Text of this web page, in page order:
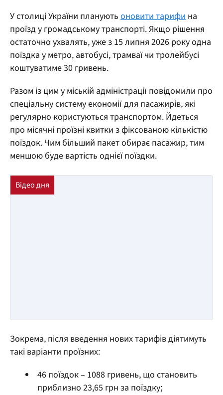
У столиці України планують оновити тарифи на
проїзд у громадському транспорті. Якщо рішення
остаточно ухвалять, уже з 15 липня 2026 року одна
поїздка у метро, автобусі, трамваї чи тролейбусі
коштуватиме 30 гривень.
Разом із цим у міській адміністрації повідомили про
спеціальну систему економії для пасажирів, які
регулярно користуються транспортом. Йдеться
про місячні проїзні квитки з фіксованою кількістю
поїздок. Чим більший пакет обирає пасажир, тим
меншою буде вартість однієї поїздки.
Зокрема, після введення нових тарифів діятимуть
такі варіанти проїзних:
46 поїздок – 1088 гривень, що становить
приблизно 23,65 грн за поїздку;